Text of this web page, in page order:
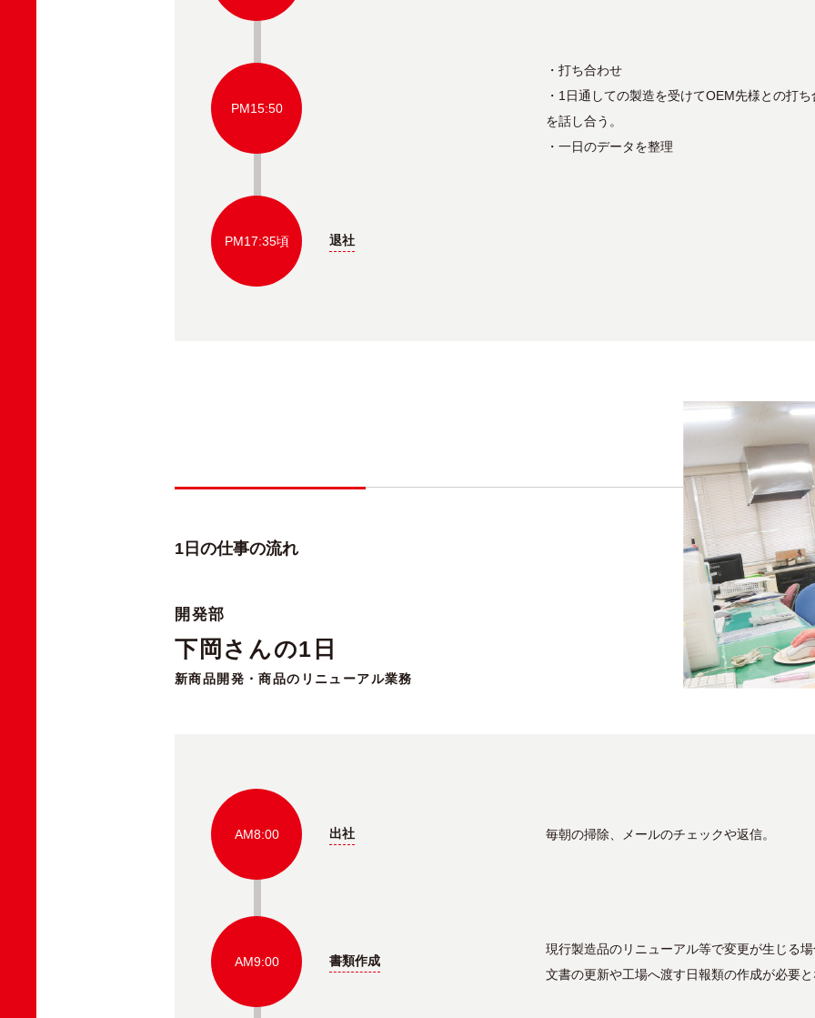
PM15:50
・打ち合わせ
・1日通しての製造を受けてOEM先様との打
を話し合う。
・一日のデータを整理
PM17:35頃 退社
1日の仕事の流れ
開発部
下岡さんの1日
新商品開発・商品のリニューアル業務
AM8:00 出社 毎朝の掃除、メールのチェックや返信。
AM9:00 書類作成
現行製造品のリニューアル等で変更が生じる場
文書の更新や工場へ渡す日報類の作成が必要と